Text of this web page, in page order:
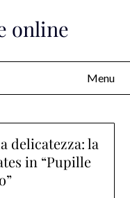
online
Menu
delicatezza: la
in “Pupille